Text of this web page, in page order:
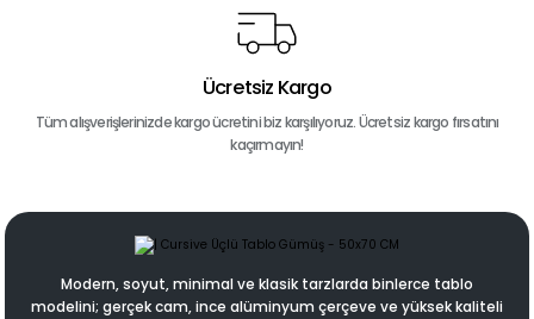
Ücretsiz Kargo
Tüm alışverişlerinizde kargo ücretini biz karşılıyoruz. Ücretsiz kargo fırsatını
kaçırmayın!
Modern, soyut, minimal ve klasik tarzlarda binlerce tablo
modelini; gerçek cam, ince alüminyum çerçeve ve yüksek kaliteli